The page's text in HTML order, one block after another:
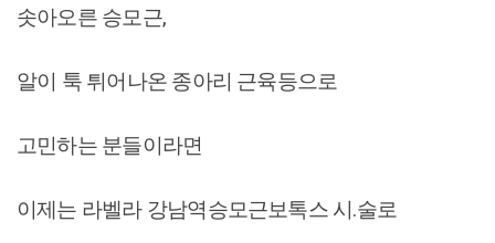
솟아오른 승모근,
알이 툭 튀어나온 종아리 근육등으로
고민하는 분들이라면
이제는 라벨라 강남역승모근보톡스 시.술로